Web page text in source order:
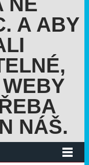
A ABY
NÁŠ.